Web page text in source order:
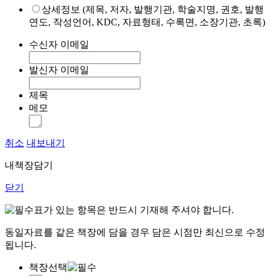
상세정보 (제목, 저자, 발행기관, 학술지명, 권호, 발행
연도, 작성언어, KDC, 자료형태, 수록면, 소장기관, 초록)
수신자 이메일
발신자 이메일
제목
메모
취소 내보내기
내책장담기
닫기
표가 있는 항목은 반드시 기재해 주셔야 합니다.
동일자료를 같은 책장에 담을 경우 담은 시점만 최신으로 수정
됩니다.
책장선택